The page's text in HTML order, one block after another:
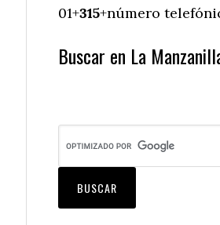
01+315+número
Buscar en La